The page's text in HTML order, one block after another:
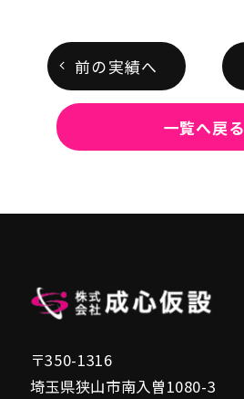
前の実績へ
一覧へ戻る
〒350-1316
埼玉県狭山市南入曽1080-3